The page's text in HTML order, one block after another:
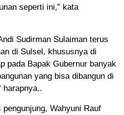
seperti ini,” kata
Sudirman Sulaiman terus
di Sulsel, khususnya di
pada Bapak Gubernur banyak
yang bisa dibangun di
harapnya..
Wahyuni Rauf